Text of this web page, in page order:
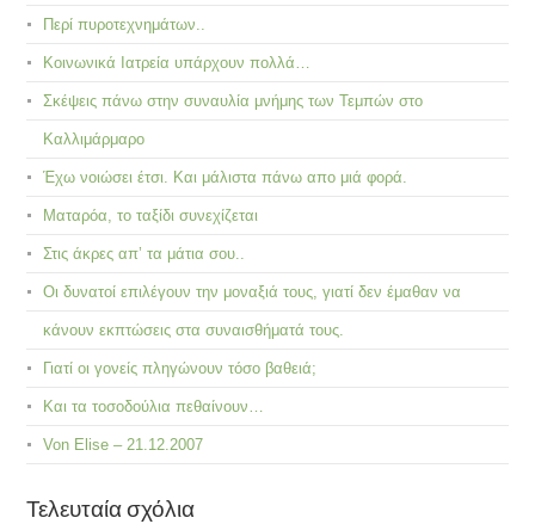
Περί πυροτεχνημάτων..
Κοινωνικά Ιατρεία υπάρχουν πολλά…
Σκέψεις πάνω στην συναυλία μνήμης των Τεμπών στο
Καλλιμάρμαρο
Έχω νοιώσει έτσι. Και μάλιστα πάνω απο μιά φορά.
Ματαρόα, το ταξίδι συνεχίζεται
Στις άκρες απ’ τα μάτια σου..
Οι δυνατοί επιλέγουν την μοναξιά τους, γιατί δεν έμαθαν να
κάνουν εκπτώσεις στα συναισθήματά τους.
Γιατί οι γονείς πληγώνουν τόσο βαθειά;
Και τα τοσοδούλια πεθαίνουν…
Von Elise – 21.12.2007
Τελευταία σχόλια